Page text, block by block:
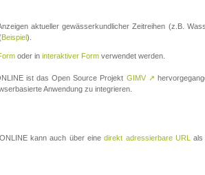
aktueller gewässerkundlicher Zeitreihen (z.B.
Beispiel).
oder in interaktiver Form verwendet werden.
ist das Open Source Projekt GIMV ↗
Anwendung zu integrieren.
kann auch über einedirekt adressierbare URL
als